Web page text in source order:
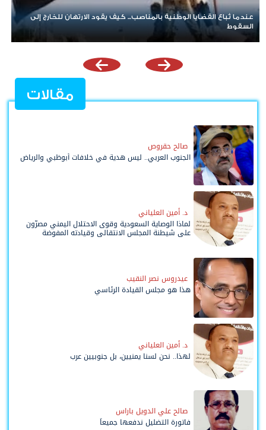
رغم ان العناوين تتبدل.. لن تنجح المبادرات الجديدة في تجاوز إرادة شعب
الجنوب
مقالات
صالح حقروص
الجنوب العربي.. ليس هدية في خلافات أبوظبي والرياض
د. أمين العلياني
لماذا الوصاية السعودية وقوى الاحتلال اليمني مصرّون
على شيطنة المجلس الانتقالي وقيادته المفوضة
عيدروس نصر النقيب
هذا هو مجلس القيادة الرئاسي
د. أمين العلياني
لهذا.. نحن لسنا يمنيين، بل جنوبيين عرب
صالح علي الدويل باراس
فاتورة التضليل ندفعها جميعاً